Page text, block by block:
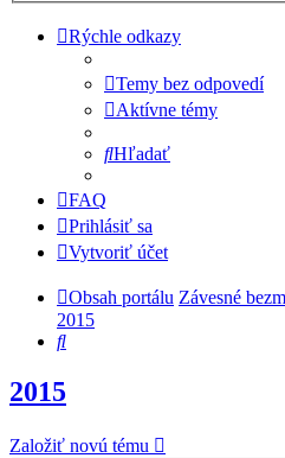
Rýchle odkazy
Temy bez odpovedí
Aktívne témy
Hľadať
FAQ
Prihlásiť sa
Vytvoriť účet
Obsah portálu Závesné
2015
Hľadať
2015
Založiť novú tému